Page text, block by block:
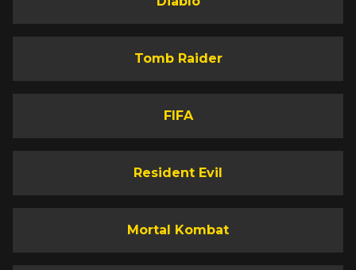
Tomb Raider
FIFA
Resident Evil
Mortal Kombat